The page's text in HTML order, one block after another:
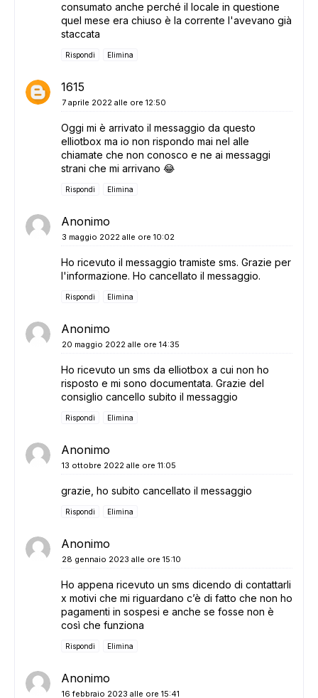
consumato anche perché il locale in questione
quel mese era chiuso è la corrente l'avevano già
staccata
Rispondi Elimina
1615
7 aprile 2022 alle ore 12:50
Oggi mi è arrivato il messaggio da questo
elliotbox ma io non rispondo mai nel alle
chiamate che non conosco e ne ai messaggi
strani che mi arrivano 😂
Rispondi Elimina
Anonimo
3 maggio 2022 alle ore 10:02
Ho ricevuto il messaggio tramiste sms. Grazie per
l'informazione. Ho cancellato il messaggio.
Rispondi Elimina
Anonimo
20 maggio 2022 alle ore 14:35
Ho ricevuto un sms da elliotbox a cui non ho
risposto e mi sono documentata. Grazie del
consiglio cancello subito il messaggio
Rispondi Elimina
Anonimo
13 ottobre 2022 alle ore 11:05
grazie, ho subito cancellato il messaggio
Rispondi Elimina
Anonimo
28 gennaio 2023 alle ore 15:10
Ho appena ricevuto un sms dicendo di contattarli
x motivi che mi riguardano c’è di fatto che non ho
pagamenti in sospesi e anche se fosse non è
così che funziona
Rispondi Elimina
Anonimo
16 febbraio 2023 alle ore 15:41